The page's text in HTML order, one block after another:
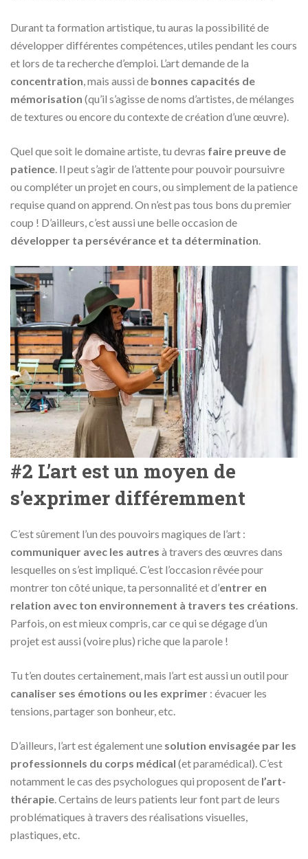
Durant ta formation artistique, tu auras la possibilité de
développer différentes compétences, utiles pendant les cours
et lors de ta recherche d’emploi. L’art demande de la
concentration, mais aussi de bonnes capacités de
mémorisation (qu’il s’agisse de noms d’artistes, de mélanges
de textures ou encore du contexte de création d’une œuvre).
Quel que soit le domaine artiste, tu devras faire preuve de
patience. Il peut s’agir de l’attente pour pouvoir poursuivre
ou compléter un projet en cours, ou simplement de la patience
requise quand on apprend. On n’est pas tous bons du premier
coup ! D’ailleurs, c’est aussi une belle occasion de
développer ta persévérance et ta détermination.
#2 L’art est un moyen de
s’exprimer différemment
C’est sûrement l’un des pouvoirs magiques de l’art :
communiquer avec les autres à travers des œuvres dans
lesquelles on s’est impliqué. C’est l’occasion rêvée pour
montrer ton côté unique, ta personnalité et d’entrer en
relation avec ton environnement à travers tes créations
Parfois, on est mieux compris, car ce qui se dégage d’un
projet est aussi (voire plus) riche que la parole !
Tu t’en doutes certainement, mais l’art est aussi un outil pour
canaliser ses émotions ou les exprimer : évacuer les
tensions, partager son bonheur, etc.
D’ailleurs, l’art est également une solution envisagée par les
professionnels du corps médical (et paramédical). C’est
notamment le cas des psychologues qui proposent de l’art-
thérapie . Certains de leurs patients leur font part de leurs
problématiques à travers des réalisations visuelles,
plastiques, etc.